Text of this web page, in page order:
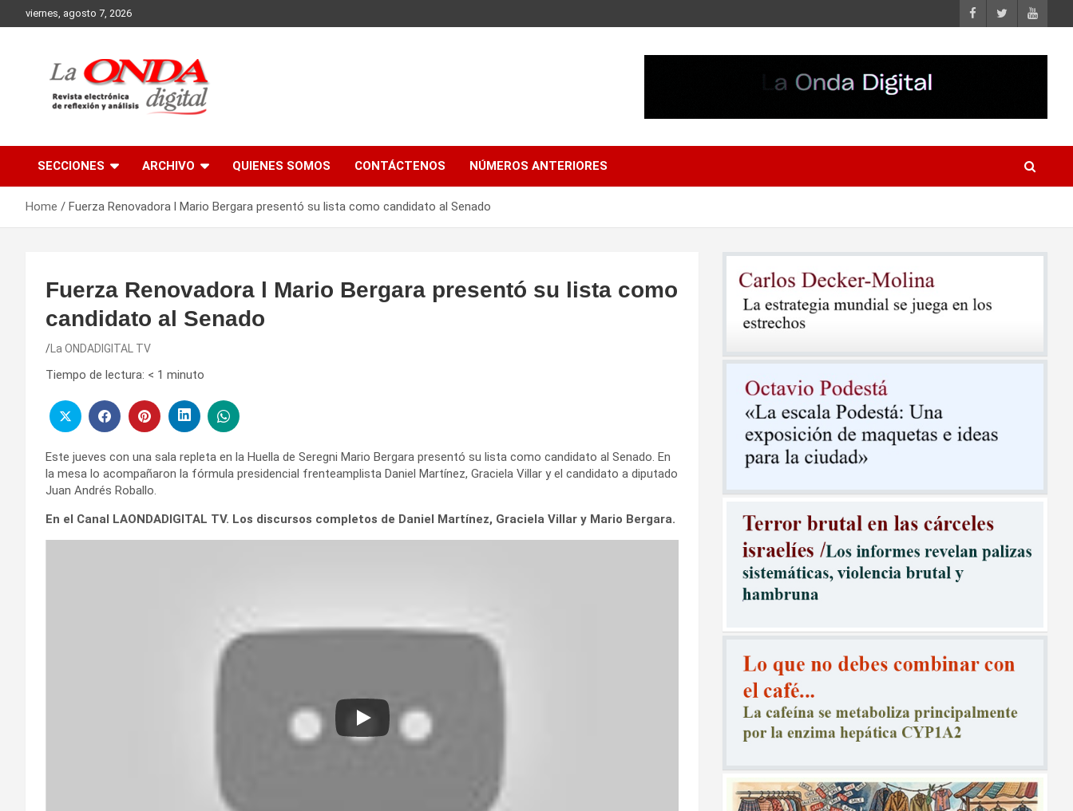
to
viernes, agosto 7, 2026
SECCIONES ARCHIVO QUIENES SOMOS CONTÁCTENOS NÚMEROS ANTERIORES
Home Fuerza Renovadora l Mario Bergara presentó su lista como candidato al Senado
Fuerza Renovadora l Mario Bergara presentó su lista como
candidato al Senado
La ONDADIGITAL TV
Tiempo de lectura: < 1 minuto
Este jueves con una sala repleta en la Huella de Seregni Mario Bergara presentó su lista como candidato al Senado. En
la mesa lo acompañaron la fórmula presidencial frenteamplista Daniel Martínez, Graciela Villar y el candidato a diputado
Juan Andrés Roballo.
En el Canal LAONDADIGITAL TV. Los discursos completos de Daniel Martínez, Graciela Villar y Mario Bergara.